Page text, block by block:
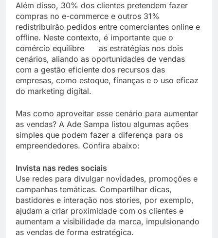
Além disso, 30% dos clientes pretendem fazer
compras no e-commerce e outros 31%
redistribuirão pedidos entre comerciantes online e
offline. Neste contexto, é importante que o
comércio equilibre as estratégias nos dois
cenários, aliando as oportunidades de vendas
com a gestão eficiente dos recursos das
empresas, como estoque, finanças e o uso eficaz
do marketing digital.
Mas como aproveitar esse cenário para aumentar
as vendas? A Ade Sampa listou algumas ações
simples que podem fazer a diferença para os
empreendedores. Confira abaixo:
Invista nas redes sociais
Use redes para divulgar novidades, promoções e
campanhas temáticas. Compartilhar dicas,
bastidores e interação nos stories, por exemplo,
ajudam a criar proximidade com os clientes e
aumentam a visibilidade da marca, impulsionando
as vendas de forma estratégica.